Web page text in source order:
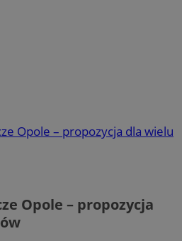
Opole – propozycja dla wielu
Opole – propozycja